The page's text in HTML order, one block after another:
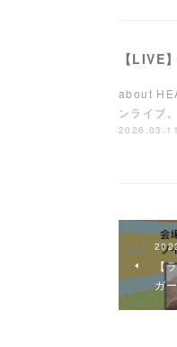
【LIVE
about
ンライブ
【
ガ